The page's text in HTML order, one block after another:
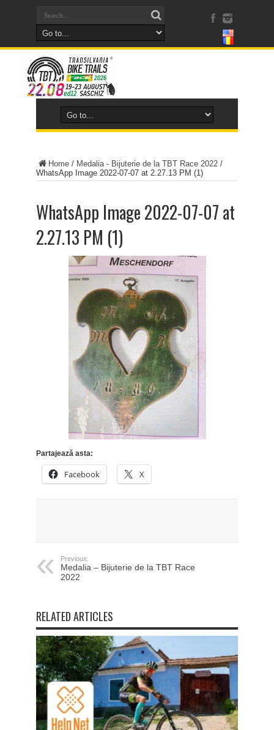
Home / Medalia - Bijuterie de la TBT Race 2022 /
WhatsApp Image 2022-07-07 at 2.27.13 PM (1)
WhatsApp Image 2022-07-07 at
2.27.13 PM (1)
Partajează asta:
Facebook X
Previous:
Medalia – Bijuterie de la TBT Race
2022
RELATED ARTICLES